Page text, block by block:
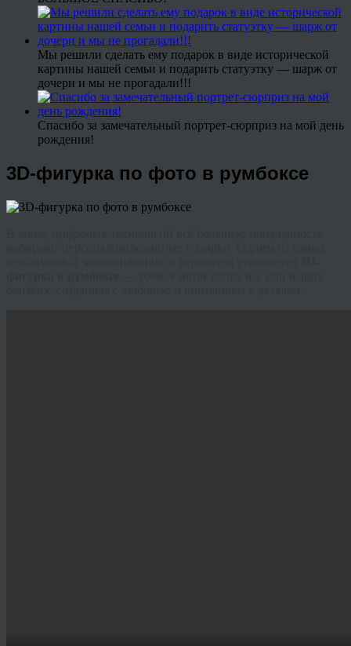
Мы решили сделать ему подарок в виде исторической
картины нашей семьи и подарить статуэтку — шарж от
дочери и мы не прогадали!!!
Спасибо за замечательный портрет-сюрприз на мой день
рождения!
3D-фигурка по фото в румбоксе